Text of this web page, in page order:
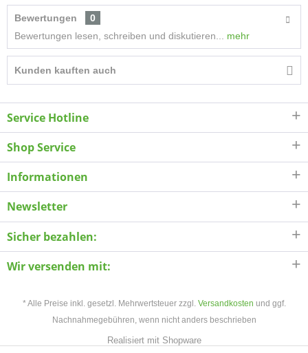
Bewertungen
0
Bewertungen lesen, schreiben und diskutieren...
mehr
Kunden kauften auch
Service Hotline
Shop Service
Informationen
Newsletter
Sicher bezahlen:
Wir versenden mit:
* Alle Preise inkl. gesetzl. Mehrwertsteuer zzgl. Versandkosten und ggf.
Nachnahmegebühren, wenn nicht anders beschrieben
Realisiert mit Shopware